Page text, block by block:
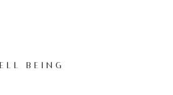
BEING